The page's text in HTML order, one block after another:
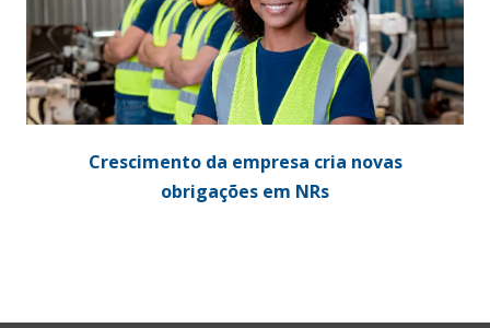
Crescimento da empresa cria novas
obrigações em NRs